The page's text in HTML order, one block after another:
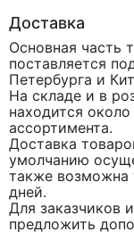
Доставка
Основная часть
поставляется
Петербурга и
На складе и в
находится около
ассортимента.
Доставка
умолчанию
также возможна
дней.
Для заказчиков
предложить